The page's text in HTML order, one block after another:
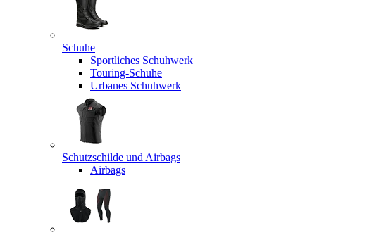
Schuhe
Sportliches Schuhwerk
Touring-Schuhe
Urbanes Schuhwerk
Schutzschilde und Airbags
Airbags